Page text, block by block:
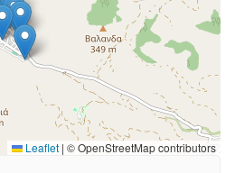
Leaflet | © OpenStreetMap contributors